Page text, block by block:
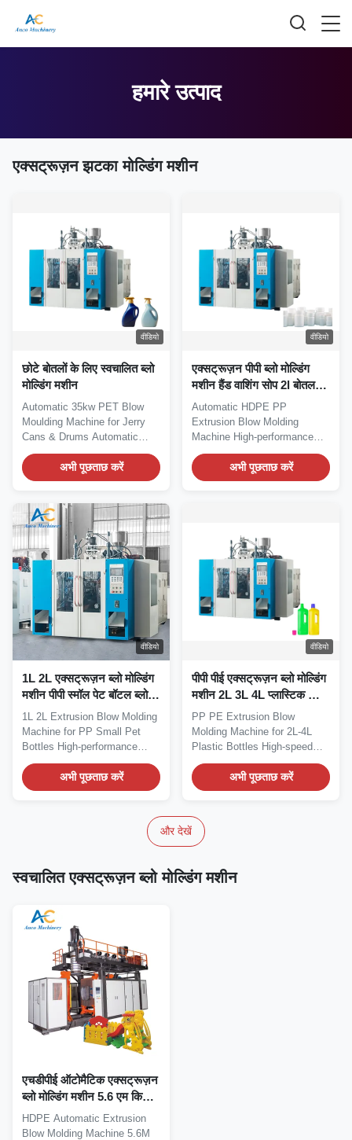
हमारे उत्पाद
एक्सट्रूज़न झटका मोल्डिंग मशीन
वीडियो
छोटे बोतलों के लिए स्वचालित ब्लो
मोल्डिंग मशीन
Automatic 35kw PET Blow
Moulding Machine for Jerry
Cans & Drums Automatic
PET Plastic 20L...
अभी पूछताछ करें
वीडियो
एक्सट्रूज़न पीपी ब्लो मोल्डिंग
मशीन हैंड वाशिंग सोप 2l बोतल
ब्लो मोल्डिंग मशीन
Automatic HDPE PP
Extrusion Blow Molding
Machine High-performance
extrusion blow molding
machine...अभी पूछताछ करें
वीडियो
1L 2L एक्सट्रूज़न ब्लो मोल्डिंग
मशीन पीपी स्मॉल पेट बॉटल ब्लोइंग
मशीन
1L 2L Extrusion Blow Molding
Machine for PP Small Pet
Bottles High-performance
extrusion blow...
अभी पूछताछ करें
वीडियो
पीपी पीई एक्सट्रूज़न ब्लो मोल्डिंग
मशीन 2L 3L 4L प्लास्टिक की
बोतल के लिए ब्लो मोल्डिंग मशीन
PP PE Extrusion Blow
Molding Machine for 2L-4L
Plastic Bottles High-speed
extrusion blow molding...
अभी पूछताछ करें
और देखें
स्वचालित एक्सट्रूज़न ब्लो मोल्डिंग मशीन
एचडीपीई ऑटोमैटिक एक्सट्रूज़न
ब्लो मोल्डिंग मशीन 5.6 एम किड्स
टॉय पीपी बोतल ब्लो मशीन
HDPE Automatic Extrusion
Blow Molding Machine 5.6M